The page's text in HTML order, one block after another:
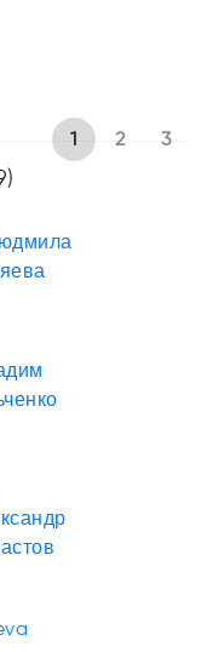
1 2 3